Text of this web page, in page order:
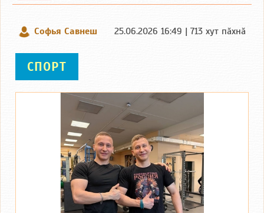
Софья Савнеш 25.06.2026 16:49 | 713 хут пӑхнӑ
СПОРТ